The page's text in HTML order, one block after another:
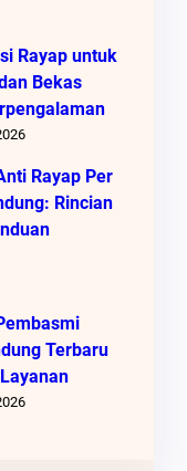
Rayap untuk
Bekas
Rayap Per
Rincian
Terbaru